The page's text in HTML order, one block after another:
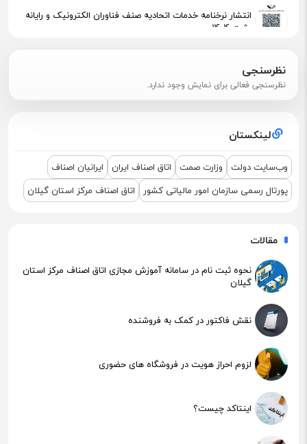
انتشار نرخنامه خدمات اتحادیه صنف فناوران الکترونیک و رایانه
رشت 1404
نشست مشترک درباره نمایشگاه ETEX+IGF 2025
نظرسنجی
نظرسنجی فعالی برای نمایش وجود ندارد.
لینکستان
وب‌سایت دولت وزارت صمت اتاق اصناف ایران
ایرانیان اصناف
پورتال رسمی سازمان امور مالیاتی کشور اتاق اصناف مرکز استان گیلان
مقالات
نحوه ثبت نام در سامانه آموزش مجازی اتاق اصناف مرکز استان
گیلان
نقش فاکتور در کمک به فروشنده
لزوم احراز هویت در فروشگاه های حضوری
اینتاکد چیست؟